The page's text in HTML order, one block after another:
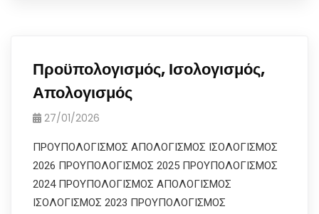
Προϋπολογισμός, Ισολογισμός,
Απολογισμός
27/01/2026
ΠΡΟΥΠΟΛΟΓΙΣΜΟΣ ΑΠΟΛΟΓΙΣΜΟΣ ΙΣΟΛΟΓΙΣΜΟΣ
2026 ΠΡΟΥΠΟΛΟΓΙΣΜΟΣ 2025 ΠΡΟΥΠΟΛΟΓΙΣΜΟΣ
2024 ΠΡΟΥΠΟΛΟΓΙΣΜΟΣ ΑΠΟΛΟΓΙΣΜΟΣ
ΙΣΟΛΟΓΙΣΜΟΣ 2023 ΠΡΟΥΠΟΛΟΓΙΣΜΟΣ